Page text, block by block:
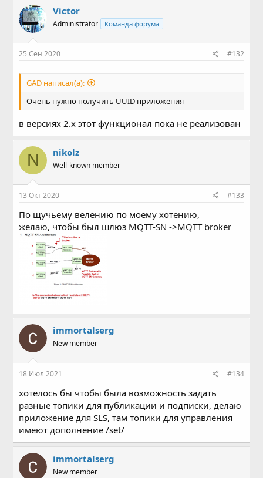
Victor
Administrator Команда форума
25 Сен 2020 #132
GAD написал(а):
Очень нужно получить UUID приложения
в версиях 2.х этот функционал пока не реализован
N nikolz
Well-known member
13 Окт 2020 #133
По щучьему велению по моему хотению,
желаю, чтобы был шлюз MQTT-SN ->MQTT broker
immortalserg
New member
18 Июл 2021 #134
хотелось бы чтобы была возможность задать
разные топики для публикации и подписки, делаю
приложение для SLS, там топики для управления
имеют дополнение /set/
immortalserg
New member